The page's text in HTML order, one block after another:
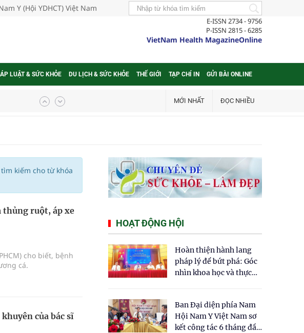
Y (Hội YDHCT) Việt Nam
E-ISSN 2734 - 9756
P-ISSN 2815 - 6285
VietNam Health MagazineOnline
LUẬT & SỨC KHỎE DU LỊCH & SỨC KHỎE THẾ GIỚI TẠP CHÍ IN GỬI BÀI ONLINE
MỚI NHẤT ĐỌC NHIỀU
kiếm cho từ khóa
thủng ruột, áp xe
cho biết, bệnh
cá.
của bác sĩ
HOẠT ĐỘNG HỘI
Hoàn thiện hành lang
pháp lý để bứt phá: Góc
nhìn khoa học và thực
cho Luật Y dược cổ
truyền Việt Nam"
Ban Đại diện phía Nam
Hội Nam Y Việt Nam sơ
kết công tác 6 tháng đầu